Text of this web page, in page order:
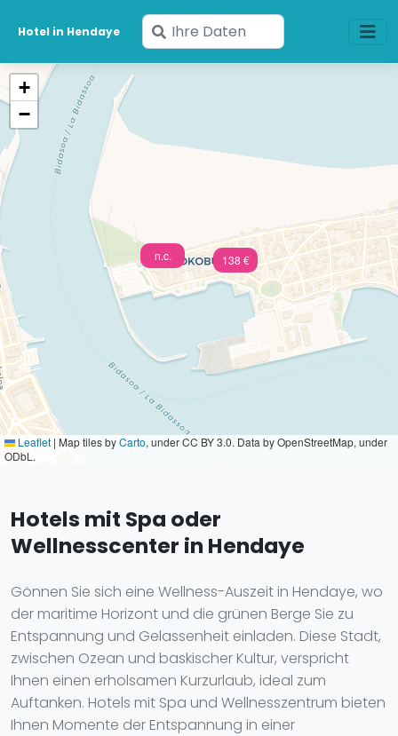
Hotel in Hendaye
Geben
Sie
n.c. 138 €
+
−
Leaflet | Map tiles byCarto, under CC BY 3.0. Data by OpenStreetMap, under
ODbL.
Hotels mit Spa oder
Wellnesscenter in Hendaye
Gönnen Sie sich eine Wellness-Auszeit in Hendaye, wo
der maritime Horizont und die grünen Berge Sie zu
Entspannung und Gelassenheit einladen. Diese Stadt,
zwischen Ozean und baskischer Kultur, verspricht
Ihnen einen erholsamen Kurzurlaub, ideal zum
Auftanken. Hotels mit Spa und Wellnesszentrum bieten
Ihnen Momente der Entspannung in einer